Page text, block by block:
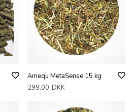
Amequ MetaSense 15 kg
299,00 DKK